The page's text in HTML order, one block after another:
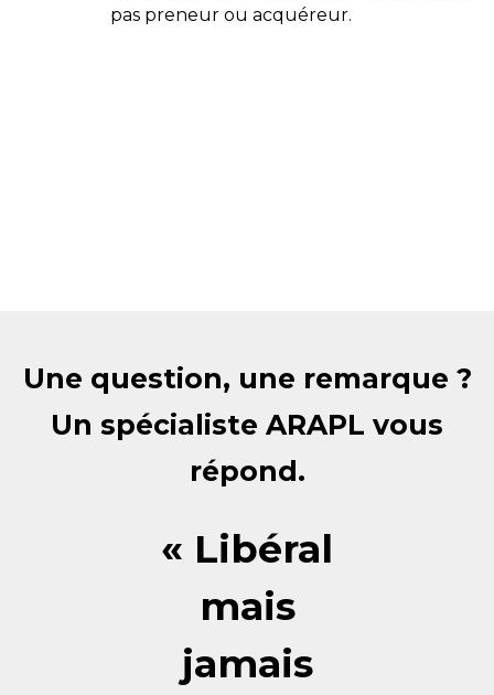
pas preneur ou acquéreur.
Une question, une remarque ?
Un spécialiste ARAPL vous
répond.
« Libéral
mais
jamais